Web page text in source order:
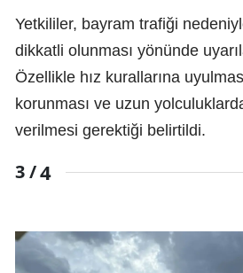
Yetkililer, bayram trafiği
dikkatli olunması yönünde
Özellikle hız kurallarına
korunması ve uzun
verilmesi gerektiği belirtildi.
3 /4